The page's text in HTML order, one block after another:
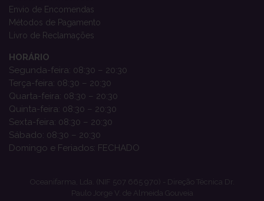
Envio de Encomendas
Métodos de Pagamento
Livro de Reclamações
HORÁRIO
Segunda-feira: 08:30 – 20:30
Terça-feira: 08:30 – 20:30
Quarta-feira: 08:30 – 20:30
Quinta-feira: 08:30 – 20:30
Sexta-feira: 08:30 – 20:30
Sábado: 08:30 – 20:30
Domingo e Feriados: FECHADO
Oceanifarma, Lda. (NIF 507 665 970) - Direção Técnica Dr.
Paulo Jorge V. de Almeida Gouveia